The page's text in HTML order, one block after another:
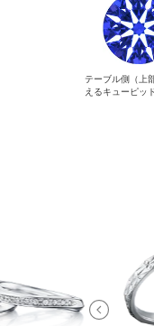
テーブル側（上
えるキューピッ